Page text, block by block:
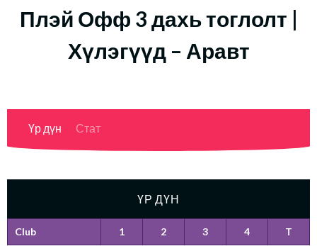
Плэй Офф 3 дахь тоглолт |
Хүлэгүүд – Аравт
Үр дүн Стат
ҮР ДҮН
Club 1 2 3 4 T